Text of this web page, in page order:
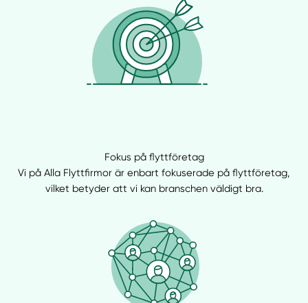
Fokus på flyttföretag
Vi på Alla Flyttfirmor är enbart fokuserade på flyttföretag,
vilket betyder att vi kan branschen väldigt bra.